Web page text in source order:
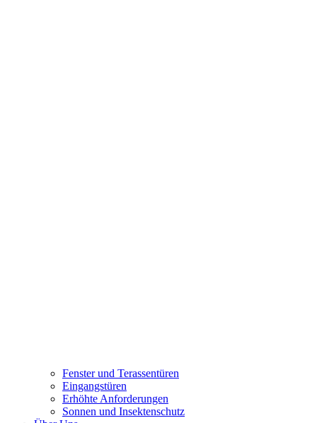
Fenster und Terassentüren
Eingangstüren
Erhöhte Anforderungen
Sonnen und Insektenschutz